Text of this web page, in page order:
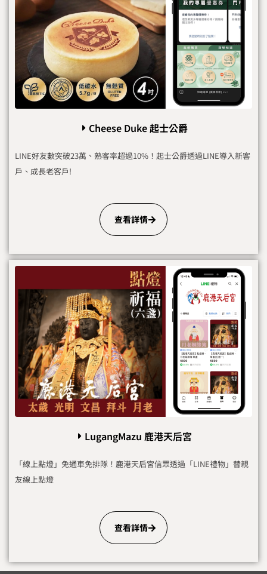
Cheese Duke 起士公爵
LINE好友數突破23萬、熟客率超過10%！起士公爵透過LINE導入新客
戶、成長老客戶!
查看詳情
LugangMazu 鹿港天后宮
「線上點燈」免通車免排隊！鹿港天后宮信眾透過「LINE禮物」替親
友線上點燈
查看詳情